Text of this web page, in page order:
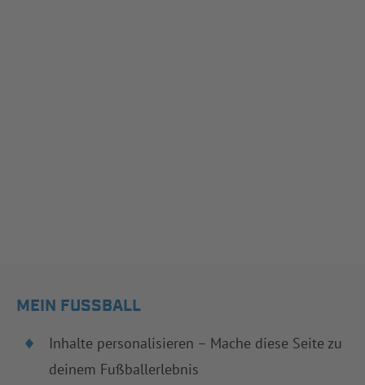
MEIN FUSSBALL
Inhalte personalisieren – Mache diese Seite zu
deinem Fußballerlebnis